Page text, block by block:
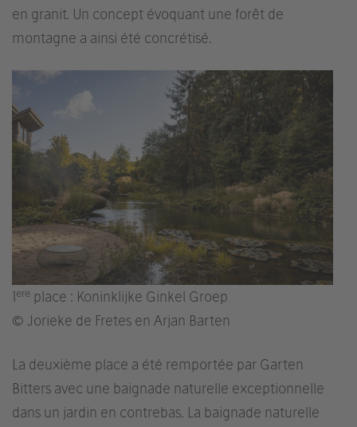
en granit. Un concept évoquant une forêt de
montagne a ainsi été concrétisé.
1ere place : Koninklijke Ginkel Groep
© Jorieke de Fretes en Arjan Barten
La deuxième place a été remportée par Garten
Bitters avec une baignade naturelle exceptionnelle
dans un jardin en contrebas. La baignade naturelle